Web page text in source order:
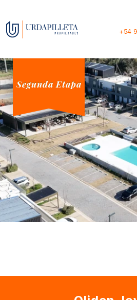
+54 9
Segunda Etapa